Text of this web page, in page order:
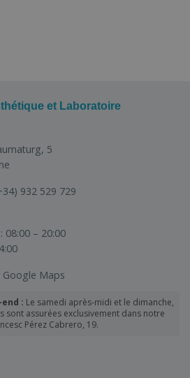
et Laboratoire
5
932 529 729
08:00 – 20:00
Maps
: Le samedi après-midi et le dimanche,
sont assurées exclusivement dans notre
Pérez Cabrero, 19.